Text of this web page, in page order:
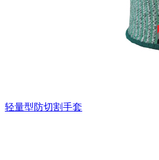
轻量型防切割手套